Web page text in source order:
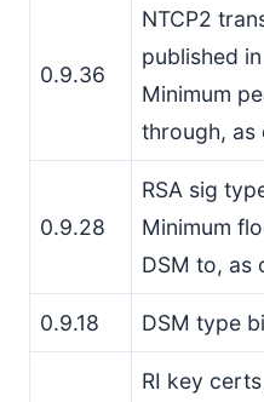
0.9.36
NTCP2
published
Minimum
through, as
0.9.28
RSA sig
Minimum
DSM to, as
0.9.18 DSM type
RI key